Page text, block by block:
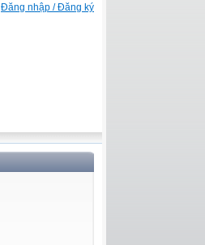
Đăng nhập / Đăng ký